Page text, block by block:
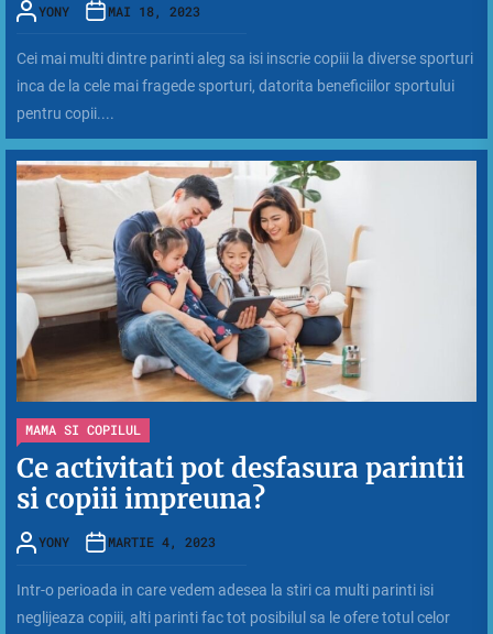
YONY MAI 18, 2023
Cei mai multi dintre parinti aleg sa isi inscrie copiii la diverse sporturi
inca de la cele mai fragede sporturi, datorita beneficiilor sportului
pentru copii....
MAMA SI COPILUL
Ce activitati pot desfasura parintii
si copiii impreuna?
YONY MARTIE 4, 2023
Intr-o perioada in care vedem adesea la stiri ca multi parinti isi
neglijeaza copiii, alti parinti fac tot posibilul sa le ofere totul celor